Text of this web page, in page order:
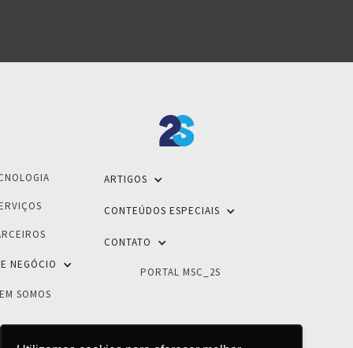
NEGÓCIO
SOMOS
ARTIGOS
CONTEÚDOS ESPECIAIS
CONTATO
PORTAL MSC_2S